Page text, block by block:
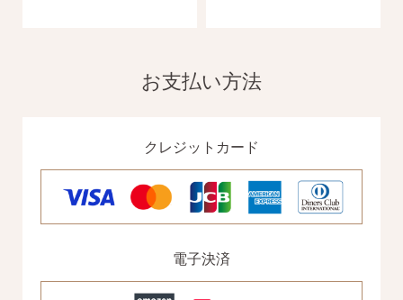
お支払い方法
クレジットカード
電子決済